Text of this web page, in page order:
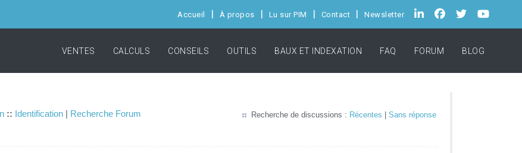
Accueil À propos Lu sur PIM Contact Newsletter
VENTES CALCULS CONSEILS OUTILS BAUX ET INDEXATION FAQ FORUM BLOG
:: Identification | Recherche Forum Recherche de discussions : Récentes Sans réponse